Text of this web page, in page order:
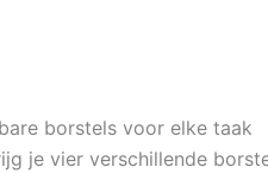
borstels voor elke taak
je vier verschillende